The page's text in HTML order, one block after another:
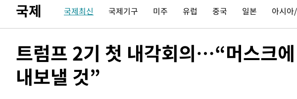
-23049초 전 >
[속보]이강인 "감독님이 원하는 마음 느꼈고, 많은 트로피 원해 아
-22831초 전 >수도권 40도 육박 '펄펄'…동해안 일부 지역엔 호의주의보
-15745초 전 >강릉에 시간당 81.4㎜ 물폭탄…도로 잠기고 담벼락 붕괴
-11852초 전 > 백운산서 80년근 천종산삼 9뿌리 발견…감정가 1.3억원
-9562초 전 >선재도서 해루질 나섰다 실종 60대, 닷새 만에 숨진 채 발견
국제 국제최신 국제기구 미주 유럽 중국 일본 아시
트럼프 2기 첫 내각회의…“머스크
내보낼 것”